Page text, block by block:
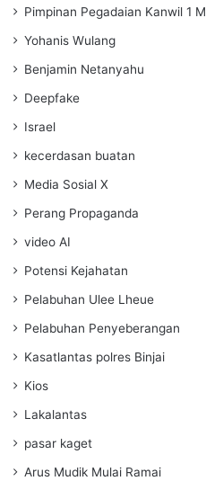
Pimpinan Pegadaian Kanwil 1
Yohanis Wulang
Benjamin Netanyahu
Deepfake
Israel
kecerdasan buatan
Media Sosial X
Perang Propaganda
video AI
Potensi Kejahatan
Pelabuhan Ulee Lheue
Pelabuhan Penyeberangan
Kasatlantas polres Binjai
Kios
Lakalantas
pasar kaget
Arus Mudik Mulai Ramai